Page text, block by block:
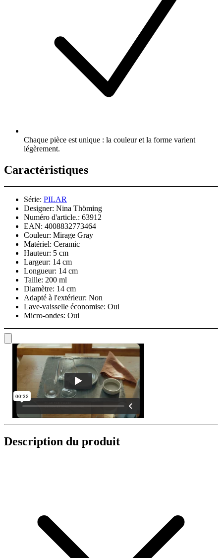
Chaque pièce est unique : la couleur et la forme varient
légèrement.
Caractéristiques
Série: PILAR
Designer: Nina Thöming
Numéro d'article.: 63912
EAN: 4008832773464
Couleur: Mirage Gray
Matériel: Ceramic
Hauteur: 5 cm
Largeur: 14 cm
Longueur: 14 cm
Taille: 200 ml
Diamètre: 14 cm
Adapté à l'extérieur: Non
Lave-vaisselle économise: Oui
Micro-ondes: Oui
Description du produit